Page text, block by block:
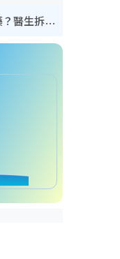
網傳公院改用內地/副廠藥？醫生拆解正副廠分別 揭4類人換藥隨時出事